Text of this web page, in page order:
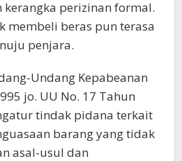
perizinan formal.
membeli beras pun terasa
penjara.
Undang Kepabeanan
jo. UU No. 17 Tahun
tindak pidana terkait
barang yang tidak
asal-usul dan